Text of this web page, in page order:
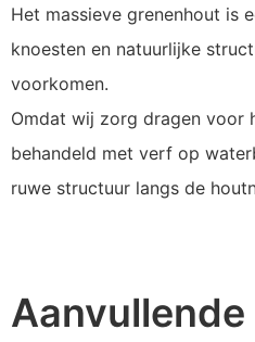
Het massieve grenenhout is
knoesten en natuurlijke
voorkomen.
Omdat wij zorg dragen voor
behandeld met verf op
ruwe structuur langs de